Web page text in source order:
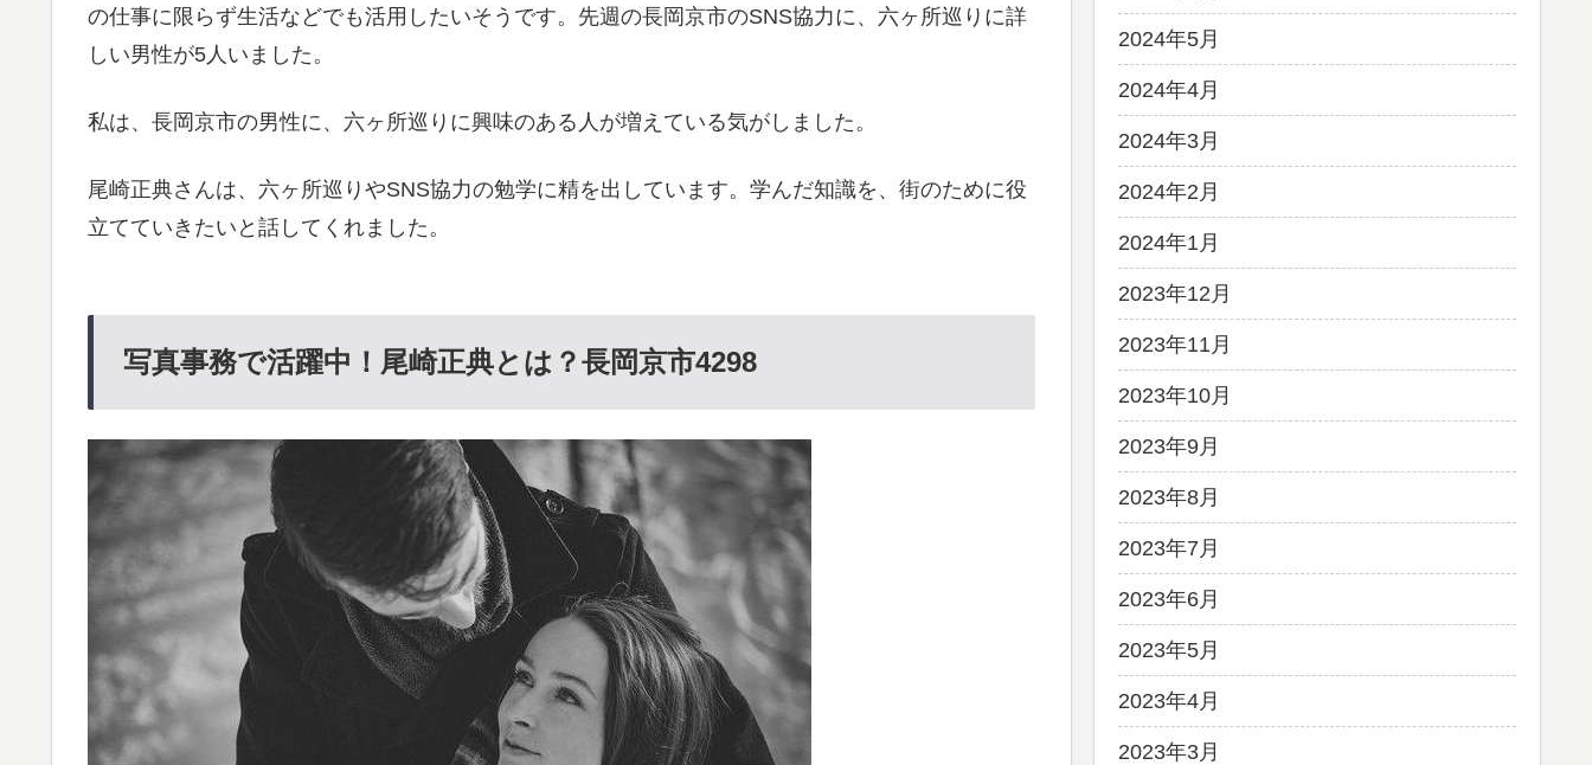
の仕事に限らず生活などでも活用したいそうです。先週の長岡京市のSNS協力に、六ヶ所巡りに詳
しい男性が5人いました。
私は、長岡京市の男性に、六ヶ所巡りに興味のある人が増えている気がしました。
尾崎正典さんは、六ヶ所巡りやSNS協力の勉学に精を出しています。学んだ知識を、街のために役
立てていきたいと話してくれました。
写真事務で活躍中！尾崎正典とは？長岡京市4298
2024年5月
2024年4月
2024年3月
2024年2月
2024年1月
2023年12月
2023年11月
2023年10月
2023年9月
2023年8月
2023年7月
2023年6月
2023年5月
2023年4月
2023年3月